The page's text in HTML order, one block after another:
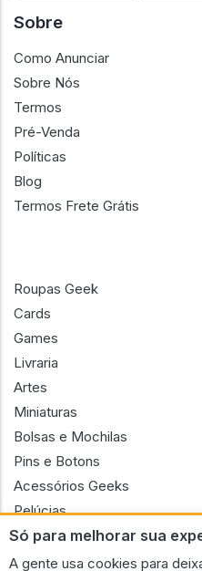
Só para melhorar sua
A gente usa cookies para
Sobre
Como Anunciar
Sobre Nós
Termos
Pré-Venda
Políticas
Blog
Termos Frete Grátis
Roupas Geek
Cards
Games
Livraria
Artes
Miniaturas
Bolsas e Mochilas
Pins e Botons
Acessórios Geeks
Pelúcias
Bonecas